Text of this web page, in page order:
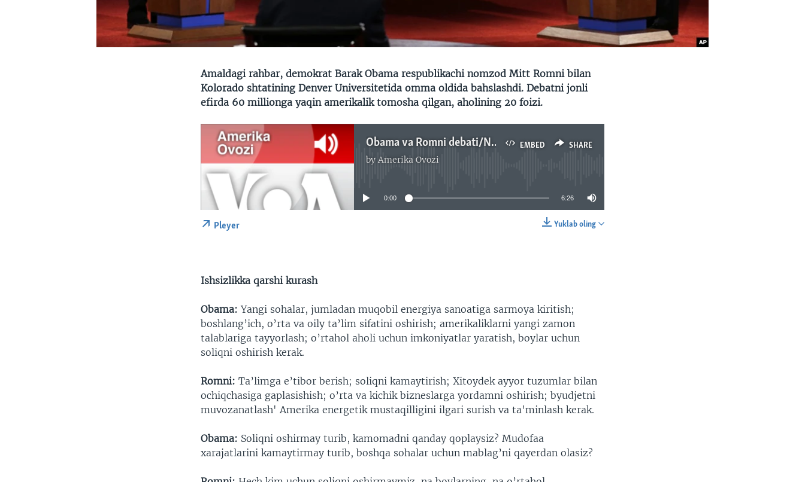
Amaldagi rahbar, demokrat Barak Obama respublikachi nomzod Mitt Romni bilan
Kolorado shtatining Denver Universitetida omma oldida bahslashdi. Debatni jonli
efirda 60 millionga yaqin amerikalik tomosha qilgan, aholining 20 foizi.
EMBED SHARE
Obama va Romni debati/Navbahor Imamova
byAmerika Ovozi
No media source currently available
0:00 6:26
Yuklab oling
Pleyer
Ishsizlikka qarshi kurash
Obama: Yangi sohalar, jumladan muqobil energiya sanoatiga sarmoya kiritish;
boshlang’ich, o’rta va oily ta’lim sifatini oshirish; amerikaliklarni yangi zamon
talablariga tayyorlash; o’rtahol aholi uchun imkoniyatlar yaratish, boylar uchun
soliqni oshirish kerak.
Romni: Ta’limga e’tibor berish; soliqni kamaytirish; Xitoydek ayyor tuzumlar bilan
ochiqchasiga gaplasishish; o’rta va kichik bizneslarga yordamni oshirish; byudjetni
muvozanatlash' Amerika energetik mustaqilligini ilgari surish va ta'minlash kerak.
Obama: Soliqni oshirmay turib, kamomadni qanday qoplaysiz? Mudofaa
xarajatlarini kamaytirmay turib, boshqa sohalar uchun mablag’ni qayerdan olasiz?